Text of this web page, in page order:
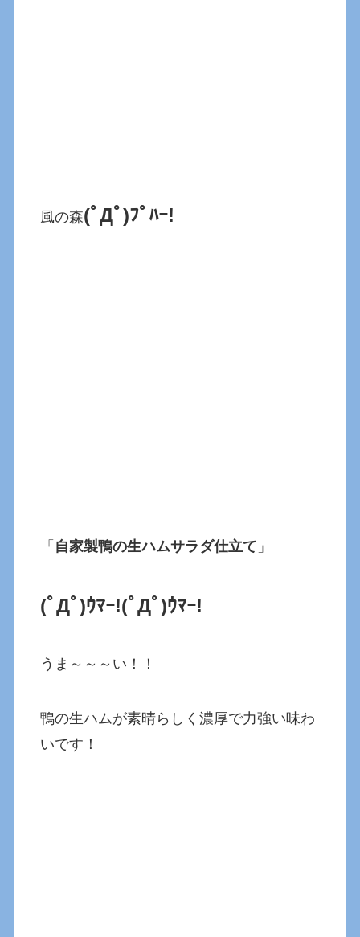
風の森(ﾟДﾟ)ﾌﾟﾊｰ!
「 自家製鴨の生ハムサラダ仕立て 」
(ﾟДﾟ)ｳﾏｰ!(ﾟДﾟ)ｳﾏｰ!
うま～～～い！！
鴨の生ハムが素晴らしく濃厚で力強い味わ
いです！